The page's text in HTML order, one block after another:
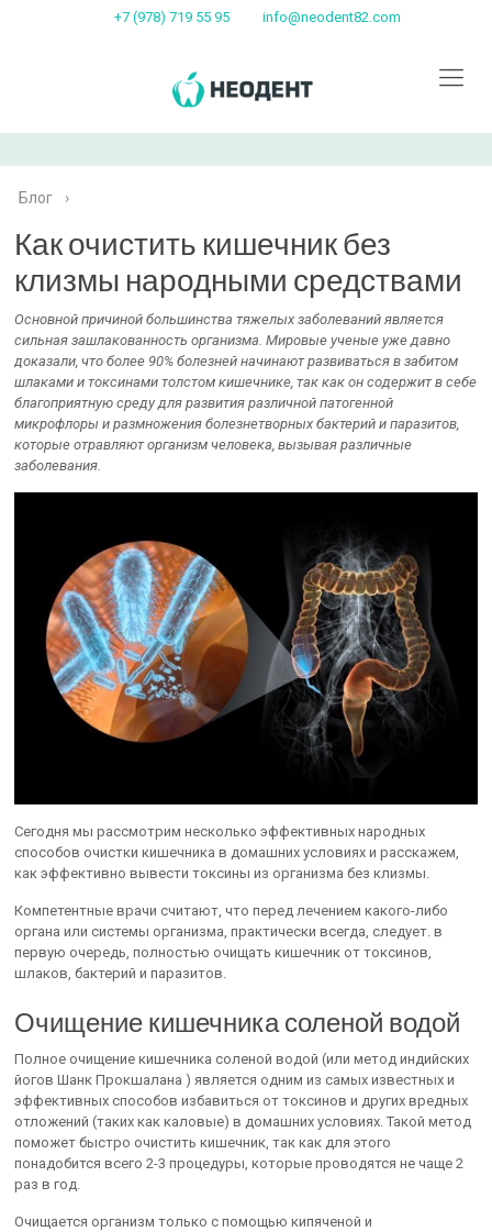
+7 (978) 719 55 95 info@neodent82.com
Блог ›
Как очистить кишечник без
клизмы народными средствами
Основной причиной большинства тяжелых заболеваний является
сильная зашлакованность организма. Мировые ученые уже давно
доказали, что более 90% болезней начинают развиваться в забитом
шлаками и токсинами толстом кишечнике, так как он содержит в себе
благоприятную среду для развития различной патогенной
микрофлоры и размножения болезнетворных бактерий и паразитов,
которые отравляют организм человека, вызывая различные
заболевания.
Сегодня мы рассмотрим несколько эффективных народных
способов очистки кишечника в домашних условиях и расскажем,
как эффективно вывести токсины из организма без клизмы.
Компетентные врачи считают, что перед лечением какого-либо
органа или системы организма, практически всегда, следует. в
первую очередь, полностью очищать кишечник от токсинов,
шлаков, бактерий и паразитов.
Очищение кишечника соленой водой
Полное очищение кишечника соленой водой (или метод индийских
йогов Шанк Прокшалана ) является одним из самых известных и
эффективных способов избавиться от токсинов и других вредных
отложений (таких как каловые) в домашних условиях. Такой метод
поможет быстро очистить кишечник, так как для этого
понадобится всего 2-3 процедуры, которые проводятся не чаще 2
раз в год.
Очищается организм только с помощью кипяченой и